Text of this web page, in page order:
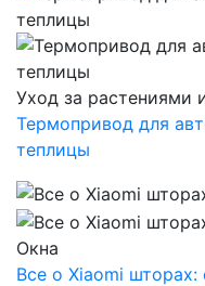
Уход за растениями
Термопривод для
теплицы
Окна
Все о Xiaomi